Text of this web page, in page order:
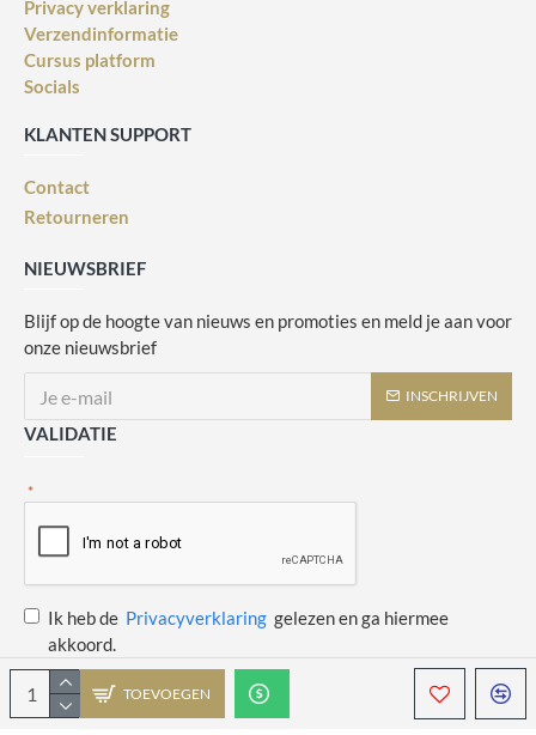
TOEVOEGEN
Privacy verklaring
Verzendinformatie
Cursus platform
Socials
KLANTEN SUPPORT
Contact
Retourneren
NIEUWSBRIEF
Blijf op de hoogte van nieuws en promoties en meld je aan voor
onze nieuwsbrief
INSCHRIJVEN
VALIDATIE
Ik heb de Privacyverklaring gelezen en ga hiermee
akkoord.